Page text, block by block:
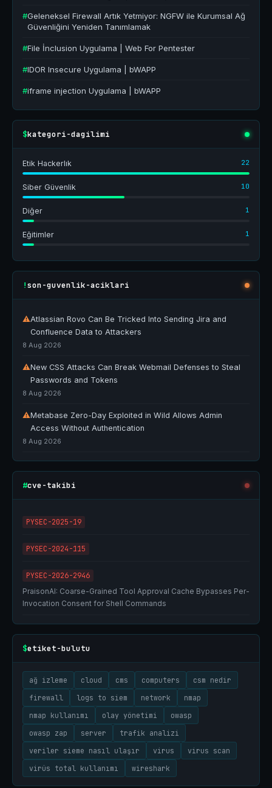
#Geleneksel Firewall Artık Yetmiyor: NGFW ile Kurumsal Ağ
Güvenliğini Yeniden Tanımlamak
#File İnclusion Uygulama | Web For Pentester
#IDOR Insecure Uygulama | bWAPP
#iframe injection Uygulama | bWAPP
$kategori-dagilimi
Etik Hackerlık 22
Siber Güvenlik 10
Diğer 1
Eğitimler 1
!son-guvenlik-aciklari
⚠Atlassian Rovo Can Be Tricked Into Sending Jira and
Confluence Data to Attackers
8 Aug 2026
⚠New CSS Attacks Can Break Webmail Defenses to Steal
Passwords and Tokens
8 Aug 2026
⚠Metabase Zero-Day Exploited in Wild Allows Admin
Access Without Authentication
8 Aug 2026
#cve-takibi
PYSEC-2025-19
PYSEC-2024-115
PYSEC-2026-2946
PraisonAI: Coarse-Grained Tool Approval Cache Bypasses Per-
Invocation Consent for Shell Commands
$etiket-bulutu
ağ izleme cloud cms computers
csm nedir
firewall
logs to siem network
nmap
nmap kullanımı
olay yönetimi
owasp
owasp zap
server
trafik analizi
veriler sieme nasıl ulaşır
virus
virus scan
virüs total kullanımı
wireshark